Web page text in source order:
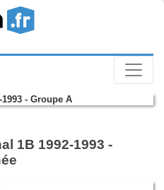
- Groupe A
1B 1992-1993 -